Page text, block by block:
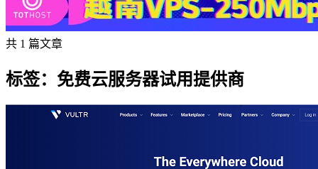
共 1 篇文章
标签：免费云服务器试用提供商